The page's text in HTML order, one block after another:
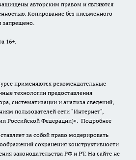
авторским правом и являются
Копирование без письменного
запрещено.
16+.
применяются рекомендательные
технологии предоставления
систематизации и анализа сведений,
пользователей сети "Интернет",
Российской Федерации)». Подробнее
за собой право модерировать
сохранения конструктивности
законодательства РФ и РТ. На сайте не